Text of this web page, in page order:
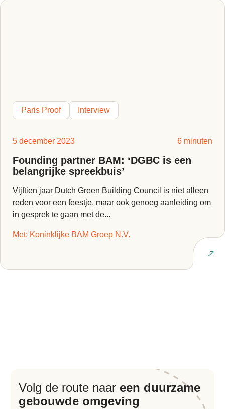
Paris Proof Interview
5 december 2023 6 minuten
Founding partner BAM: ‘DGBC is een
belangrijke spreekbuis’
Vijftien jaar Dutch Green Building Council is niet alleen
reden voor een feestje, maar ook genoeg aanleiding om
in gesprek te gaan met de...
Met: Koninklijke BAM Groep N.V.
Lees interview
Volg de route naar een duurzame
gebouwde omgeving